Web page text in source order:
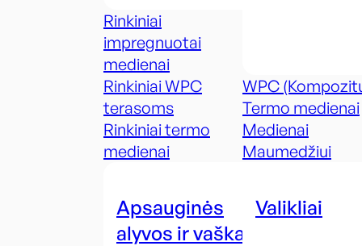
Rinkiniai
impregnuotai
medienai
Rinkiniai WPC
terasoms
Rinkiniai termo
medienai
WPC
Termo medienai
Medienai
Maumedžiui
Apsauginės
alyvos ir vaškai
Valikliai